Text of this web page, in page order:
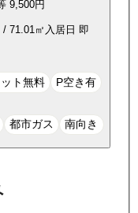
9,500円
/ 71.01 ㎡ 入居日 即
ト無料 P空き有
都市ガス 南向き